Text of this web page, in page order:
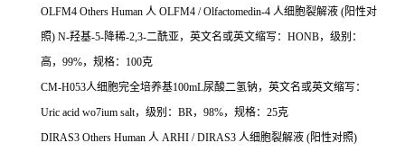
OLFM4 Others Human 人 OLFM4 / Olfactomedin-4 人细胞裂解液 (阳性对
照) N-羟基-5-降稀-2,3-二酰亚，英文名或英文缩写： HONB，级别：
高， 99%，规格： 100克
CM-H053人细胞完全培养基100mL尿酸二氢钠，英文名或英文缩写：
Uric acid wo7ium salt，级别： BR， 98%，规格： 25克
DIRAS3 Others Human 人 ARHI / DIRAS3 人细胞裂解液 (阳性对照)